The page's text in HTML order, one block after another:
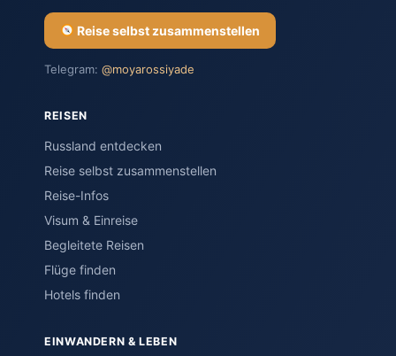
Reise selbst zusammenstellen
Telegram: @moyarossiyade
REISEN
Russland entdecken
Reise selbst zusammenstellen
Reise-Infos
Visum & Einreise
Begleitete Reisen
Flüge finden
Hotels finden
EINWANDERN & LEBEN